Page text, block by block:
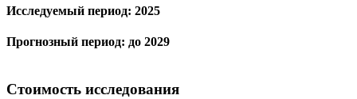
Исследуемый период: 2025
Прогнозный период: до 2029
Стоимость исследования